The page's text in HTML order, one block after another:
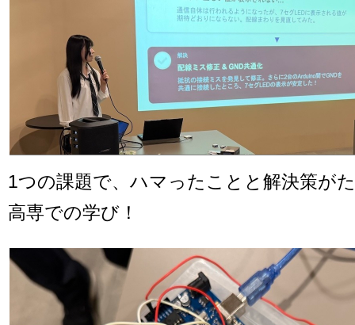
1つの課題で、ハマったことと解決策が
高専での学び！